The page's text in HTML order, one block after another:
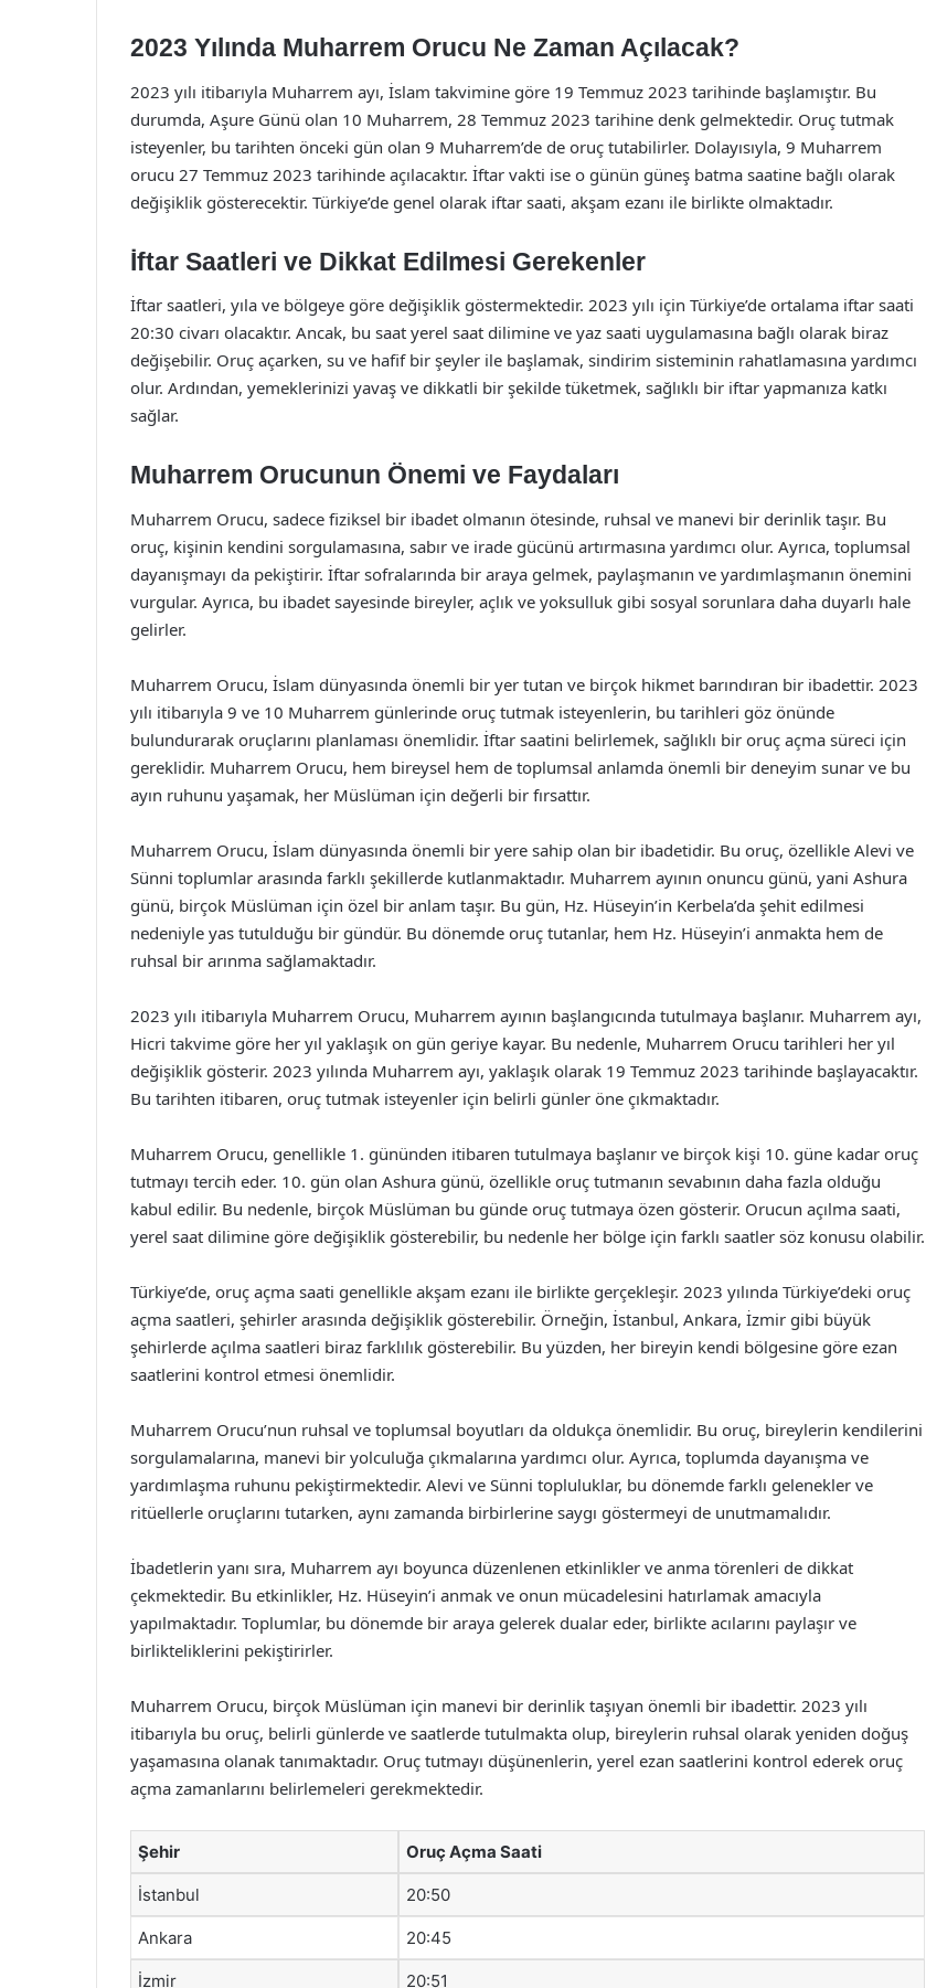
2023 Yılında Muharrem Orucu Ne Zaman Açılacak?
2023 yılı itibarıyla Muharrem ayı, İslam takvimine göre 19 Temmuz 2023 tarihinde başlamıştır. Bu
durumda, Aşure Günü olan 10 Muharrem, 28 Temmuz 2023 tarihine denk gelmektedir. Oruç tutmak
isteyenler, bu tarihten önceki gün olan 9 Muharrem’de de oruç tutabilirler. Dolayısıyla, 9 Muharrem
orucu 27 Temmuz 2023 tarihinde açılacaktır. İftar vakti ise o günün güneş batma saatine bağlı olarak
değişiklik gösterecektir. Türkiye’de genel olarak iftar saati, akşam ezanı ile birlikte olmaktadır.
İftar Saatleri ve Dikkat Edilmesi Gerekenler
İftar saatleri, yıla ve bölgeye göre değişiklik göstermektedir. 2023 yılı için Türkiye’de ortalama iftar saati
20:30 civarı olacaktır. Ancak, bu saat yerel saat dilimine ve yaz saati uygulamasına bağlı olarak biraz
değişebilir. Oruç açarken, su ve hafif bir şeyler ile başlamak, sindirim sisteminin rahatlamasına yardımcı
olur. Ardından, yemeklerinizi yavaş ve dikkatli bir şekilde tüketmek, sağlıklı bir iftar yapmanıza katkı
sağlar.
Muharrem Orucunun Önemi ve Faydaları
Muharrem Orucu, sadece fiziksel bir ibadet olmanın ötesinde, ruhsal ve manevi bir derinlik taşır. Bu
oruç, kişinin kendini sorgulamasına, sabır ve irade gücünü artırmasına yardımcı olur. Ayrıca, toplumsal
dayanışmayı da pekiştirir. İftar sofralarında bir araya gelmek, paylaşmanın ve yardımlaşmanın önemini
vurgular. Ayrıca, bu ibadet sayesinde bireyler, açlık ve yoksulluk gibi sosyal sorunlara daha duyarlı hale
gelirler.
Muharrem Orucu, İslam dünyasında önemli bir yer tutan ve birçok hikmet barındıran bir ibadettir. 2023
yılı itibarıyla 9 ve 10 Muharrem günlerinde oruç tutmak isteyenlerin, bu tarihleri göz önünde
bulundurarak oruçlarını planlaması önemlidir. İftar saatini belirlemek, sağlıklı bir oruç açma süreci için
gereklidir. Muharrem Orucu, hem bireysel hem de toplumsal anlamda önemli bir deneyim sunar ve bu
ayın ruhunu yaşamak, her Müslüman için değerli bir fırsattır.
Muharrem Orucu, İslam dünyasında önemli bir yere sahip olan bir ibadetidir. Bu oruç, özellikle Alevi ve
Sünni toplumlar arasında farklı şekillerde kutlanmaktadır. Muharrem ayının onuncu günü, yani Ashura
günü, birçok Müslüman için özel bir anlam taşır. Bu gün, Hz. Hüseyin’in Kerbela’da şehit edilmesi
nedeniyle yas tutulduğu bir gündür. Bu dönemde oruç tutanlar, hem Hz. Hüseyin’i anmakta hem de
ruhsal bir arınma sağlamaktadır.
2023 yılı itibarıyla Muharrem Orucu, Muharrem ayının başlangıcında tutulmaya başlanır. Muharrem ayı,
Hicri takvime göre her yıl yaklaşık on gün geriye kayar. Bu nedenle, Muharrem Orucu tarihleri her yıl
değişiklik gösterir. 2023 yılında Muharrem ayı, yaklaşık olarak 19 Temmuz 2023 tarihinde başlayacaktır.
Bu tarihten itibaren, oruç tutmak isteyenler için belirli günler öne çıkmaktadır.
Muharrem Orucu, genellikle 1. gününden itibaren tutulmaya başlanır ve birçok kişi 10. güne kadar oruç
tutmayı tercih eder. 10. gün olan Ashura günü, özellikle oruç tutmanın sevabının daha fazla olduğu
kabul edilir. Bu nedenle, birçok Müslüman bu günde oruç tutmaya özen gösterir. Orucun açılma saati,
yerel saat dilimine göre değişiklik gösterebilir, bu nedenle her bölge için farklı saatler söz konusu olabilir.
Türkiye’de, oruç açma saati genellikle akşam ezanı ile birlikte gerçekleşir. 2023 yılında Türkiye’deki oruç
açma saatleri, şehirler arasında değişiklik gösterebilir. Örneğin, İstanbul, Ankara, İzmir gibi büyük
şehirlerde açılma saatleri biraz farklılık gösterebilir. Bu yüzden, her bireyin kendi bölgesine göre ezan
saatlerini kontrol etmesi önemlidir.
Muharrem Orucu’nun ruhsal ve toplumsal boyutları da oldukça önemlidir. Bu oruç, bireylerin kendilerini
sorgulamalarına, manevi bir yolculuğa çıkmalarına yardımcı olur. Ayrıca, toplumda dayanışma ve
yardımlaşma ruhunu pekiştirmektedir. Alevi ve Sünni topluluklar, bu dönemde farklı gelenekler ve
ritüellerle oruçlarını tutarken, aynı zamanda birbirlerine saygı göstermeyi de unutmamalıdır.
İbadetlerin yanı sıra, Muharrem ayı boyunca düzenlenen etkinlikler ve anma törenleri de dikkat
çekmektedir. Bu etkinlikler, Hz. Hüseyin’i anmak ve onun mücadelesini hatırlamak amacıyla
yapılmaktadır. Toplumlar, bu dönemde bir araya gelerek dualar eder, birlikte acılarını paylaşır ve
birlikteliklerini pekiştirirler.
Muharrem Orucu, birçok Müslüman için manevi bir derinlik taşıyan önemli bir ibadettir. 2023 yılı
itibarıyla bu oruç, belirli günlerde ve saatlerde tutulmakta olup, bireylerin ruhsal olarak yeniden doğuş
yaşamasına olanak tanımaktadır. Oruç tutmayı düşünenlerin, yerel ezan saatlerini kontrol ederek oruç
açma zamanlarını belirlemeleri gerekmektedir.
Şehir Oruç Açma Saati
İstanbul 20:50
Ankara 20:45
İzmir 20:51